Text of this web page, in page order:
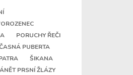
PORUCHY ŘEČI
PUBERTA
ŠIKANA
PRSNÍ ŽLÁZY